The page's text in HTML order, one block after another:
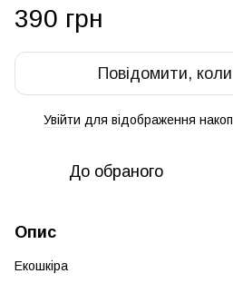
390 грн
Повідомити,
Увійти для відображення
До обраного
Опис
Екошкіра